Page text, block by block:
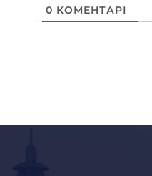
0 КОМЕНТАРІ